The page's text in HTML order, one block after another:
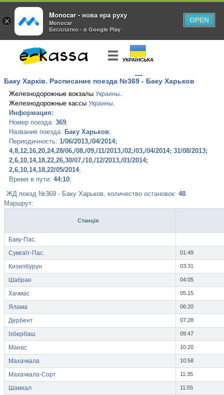
УКРАЇНСЬКА
Баку Харків. Расписание поезда №369 - Баку Харьков
Железнодорожные вокзалы Украины.
Железнодорожные кассы Украины.
Информация:
Номер поезда: 369;
Название поезда: Баку Харьков;
Периодичность: 1/06/2013,/04/2014;
4,8,12,16,20,24,28/06,/08,/09,/11/2013,/02,/03,/04/2014; 31/08/2013;
2,6,10,14,18,22,26,30/07,/10,/12/2013,/01/2014;
2,6,10,14,18,22/05/2014;
Время в пути: 44:10;
ЖД поезд №369 - Баку Харьков, количество остановок: 48.
Маршрут:
Станція
Баку-Пас.
Сумгаїт-Пас.
01:49
Кизилбурун 03:31
Шабран 04:05
Хачмас 05:15
Ялама 06:20
Дербент 07:28
Ізбербаш 09:47
Манас 10:20
Махачкала 10:58
Махачкала-Сорт 11:35
Шамхал 11:55
×
Monocar - нова ера руху
Monocar
Бесплатно - в Google Play
OPEN